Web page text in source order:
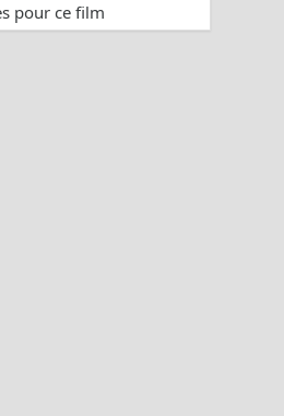
pour ce film